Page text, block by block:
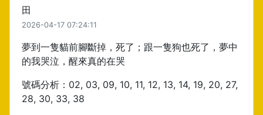
田
2026-04-17 07:24:11
夢到一隻貓前腳斷掉，死了；跟一隻狗也死了，夢中
的我哭泣，醒來真的在哭
號碼分析：02, 03, 09, 10, 11, 12, 13, 14, 19, 20, 27,
28, 30, 33, 38